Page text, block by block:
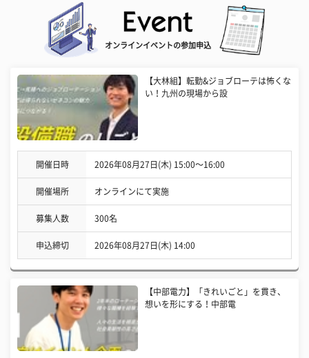
オンラインイベントの参加申込
【大林組】転勤&ジョブローテは怖くな
い！九州の現場から設
開催日時 2026年08月27日(木) 15:00〜16:00
開催場所 オンラインにて実施
募集人数 300名
申込締切 2026年08月27日(木) 14:00
【中部電力】「きれいごと」を貫き、
想いを形にする！中部電